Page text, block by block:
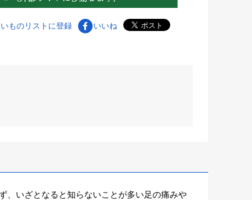
ものリストに登録 いいね
、いざとなると知らないことが多い足の痛みや